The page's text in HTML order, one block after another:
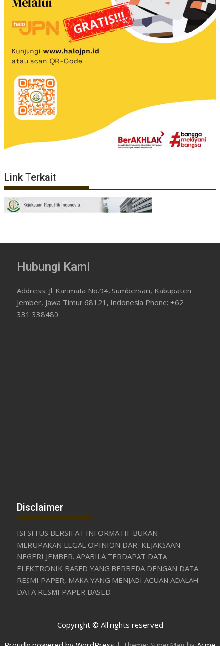
Link Terkait
Hubungi Kami
Address: Jl. Karimata No.94, Sumbersari, Kabupaten
Jember, Jawa Timur 68121, Indonesia Phone: +62
331 338480
Disclaimer
ISI SITUS BERSIFAT INFORMATIF BUKAN
MERUPAKAN LEGAL OPINION DARI KEJAKSAAN
NEGERI JEMBER. APABILA TERDAPAT DATA
ELEKTRONIK BASED YANG BERBEDA DENGAN DATA
RESMI PAPER, MAKA YANG MENJADI ACUAN ADALAH
DATA RESMI PAPER BASED.
Copyright © All rights reserved